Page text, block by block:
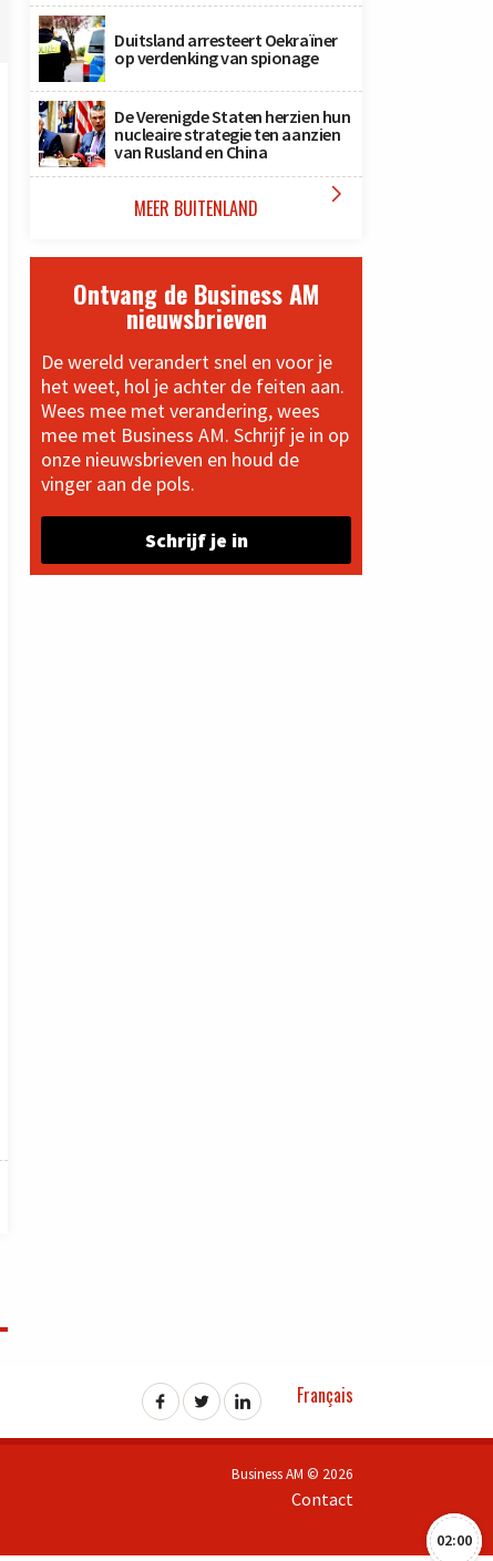
Duitsland arresteert Oekraïner
op verdenking van spionage
De Verenigde Staten herzien hun
nucleaire strategie ten aanzien
van Rusland en China
MEER BUITENLAND 
Ontvang de Business AM
nieuwsbrieven
De wereld verandert snel en voor je
het weet, hol je achter de feiten aan.
Wees mee met verandering, wees
mee met Business AM. Schrijf je in op
onze nieuwsbrieven en houd de
vinger aan de pols.
Schrijf je in
02:00
Français
Business AM © 2026
Contact